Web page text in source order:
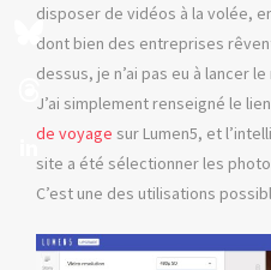
disposer de vidéos à la volée,
dont bien des entreprises
dessus, je n’ai pas eu à lancer
J’ai simplement renseigné le lien
de voyage sur Lumen5, et
site a été sélectionner les
C’est une des utilisations